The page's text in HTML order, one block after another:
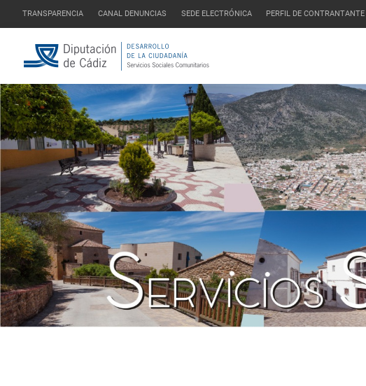
TRANSPARENCIA CANAL DENUNCIAS SEDE ELECTRÓNICA PERFIL DE CONTRANTANTE